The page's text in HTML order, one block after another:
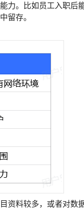
力。比如员工入职后
留存。
资料较多，或者对数